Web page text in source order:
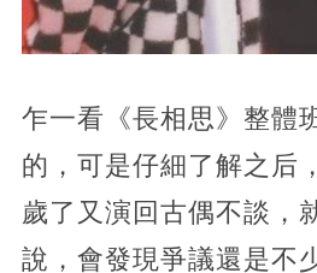
乍一看《長相思》整體
的，可是仔細了解之后
歲了又演回古偶不談，
說，會發現爭議還是不